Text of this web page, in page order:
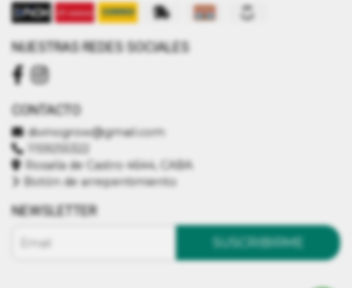
NUESTRAS REDES SOCIALES
CONTACTO
divinogrow@gmail.com
1159255322
Rosalía de Castro 4644, CABA
Botón de arrepentimiento
NEWSLETTER
SUSCRIBIRME